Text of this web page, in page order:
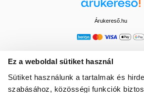
Ez a weboldal sütiket használ
Sütiket használunk a tartalmak és
szabásához, közösségi funkciók
Árukereső.hu